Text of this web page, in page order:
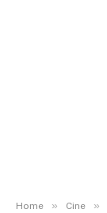
Home » Cine »